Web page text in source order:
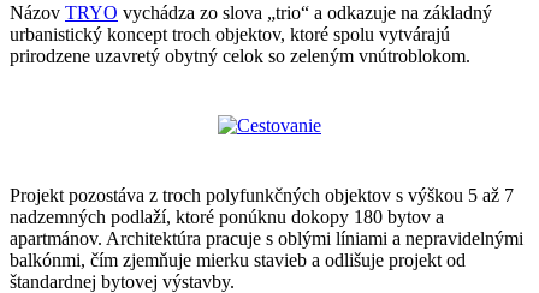
Názov TRYO vychádza zo slova „trio“ a odkazuje na základný
urbanistický koncept troch objektov, ktoré spolu vytvárajú
prirodzene uzavretý obytný celok so zeleným vnútroblokom.
Projekt pozostáva z troch polyfunkčných objektov s výškou 5 až 7
nadzemných podlaží, ktoré ponúknu dokopy 180 bytov a
apartmánov. Architektúra pracuje s oblými líniami a nepravidelnými
balkónmi, čím zjemňuje mierku stavieb a odlišuje projekt od
štandardnej bytovej výstavby.